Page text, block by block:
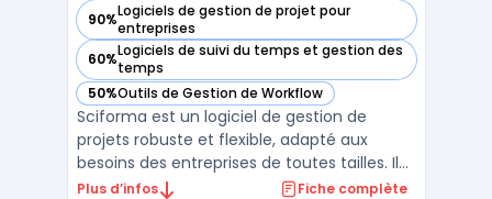
90%Logiciels de gestion de projet pour
entreprises
— voir Sciforma dans cette catégorie
60%Logiciels de suivi du temps et gestion des
temps
— voir Sciforma dans cette catégorie
50%Outils de Gestion de Workflow
— voir Sciforma dans cette catégorie
Sciforma est un logiciel de gestion de
projets robuste et flexible, adapté aux
besoins des entreprises de toutes tailles. Il
offre des fonctionnalités complètes pour la
Plus d’infos Fiche complète